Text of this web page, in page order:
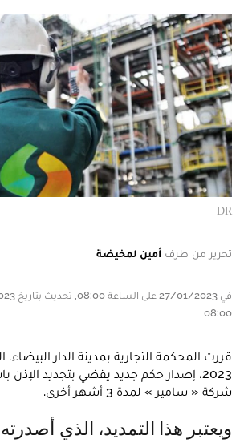
DR
تحرير من طرف أمين لمخيضة
08:00
2023، إصدار حكم جديد يقضي بتجديد
شركة « سامير » لمدة 3 أشهر أخرى.
ويعتبر هذا التمديد، الذي أصدرته المحكمة